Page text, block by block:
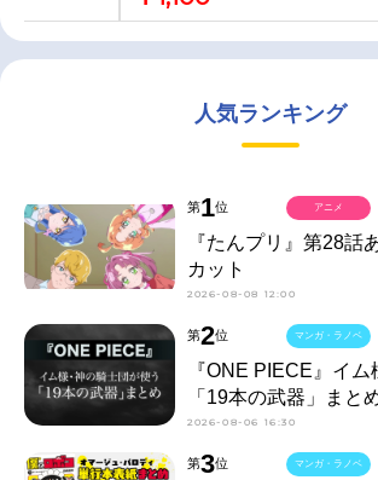
一)
人気ランキング
第1位
『たんプリ』第28話
カット
2026-08-08 12:00
アニメ
第2位
『ONE PIECE』イ
「19本の武器」まと
2026-08-06 16:30
マンガ・ラノベ
第3位 マンガ・ラノベ